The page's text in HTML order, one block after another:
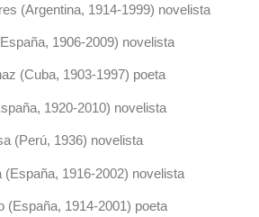
(Argentina, 1914-1999) novelista
1906-2009) novelista
(Cuba, 1903-1997) poeta
1920-2010) novelista
(Perú, 1936) novelista
1916-2002) novelista
(España, 1914-2001) poeta